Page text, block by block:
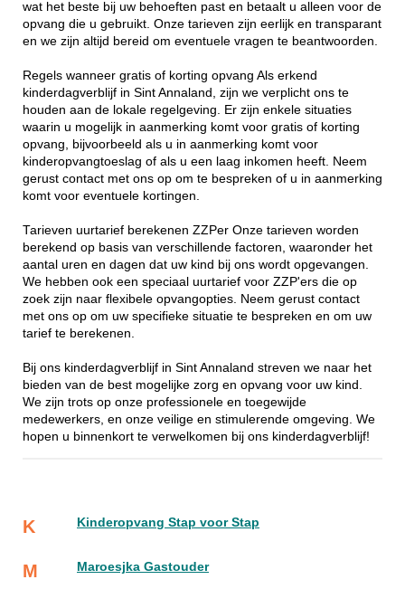
wat het beste bij uw behoeften past en betaalt u alleen voor de
opvang die u gebruikt. Onze tarieven zijn eerlijk en transparant
en we zijn altijd bereid om eventuele vragen te beantwoorden.
Regels wanneer gratis of korting opvang Als erkend
kinderdagverblijf in Sint Annaland, zijn we verplicht ons te
houden aan de lokale regelgeving. Er zijn enkele situaties
waarin u mogelijk in aanmerking komt voor gratis of korting
opvang, bijvoorbeeld als u in aanmerking komt voor
kinderopvangtoeslag of als u een laag inkomen heeft. Neem
gerust contact met ons op om te bespreken of u in aanmerking
komt voor eventuele kortingen.
Tarieven uurtarief berekenen ZZPer Onze tarieven worden
berekend op basis van verschillende factoren, waaronder het
aantal uren en dagen dat uw kind bij ons wordt opgevangen.
We hebben ook een speciaal uurtarief voor ZZP'ers die op
zoek zijn naar flexibele opvangopties. Neem gerust contact
met ons op om uw specifieke situatie te bespreken en om uw
tarief te berekenen.
Bij ons kinderdagverblijf in Sint Annaland streven we naar het
bieden van de best mogelijke zorg en opvang voor uw kind.
We zijn trots op onze professionele en toegewijde
medewerkers, en onze veilige en stimulerende omgeving. We
hopen u binnenkort te verwelkomen bij ons kinderdagverblijf!
K Kinderopvang Stap voor Stap
M Maroesjka Gastouder